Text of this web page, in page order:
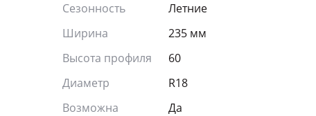
Сезонность
Летние
Ширина
235 мм
Высота профиля
60
Диаметр
R18
Возможна
Да